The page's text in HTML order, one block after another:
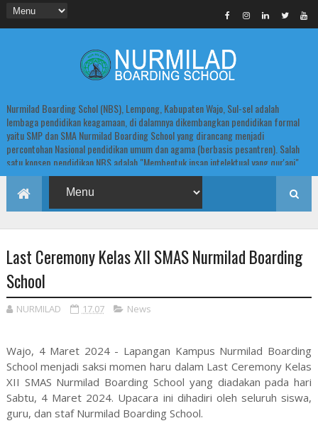
Nurmilad Boarding Schol (NBS), Lempong, Kabupaten Wajo, Sul-sel adalah
lembaga pendidikan keagamaan, di dalamnya dikembangkan pendidikan formal
yaitu SMP dan SMA Nurmilad Boarding School yang dirancang menjadi
percontohan Nasional pendidikan umum dan agama (berbasis pesantren). Salah
satu konsep pendidikan NBS adalah "Membentuk insan intelektual yang qur'ani".
Last Ceremony Kelas XII SMAS Nurmilad Boarding
School
NURMILAD 17.07 News
Wajo, 4 Maret 2024 - Lapangan Kampus Nurmilad Boarding
School menjadi saksi momen haru dalam Last Ceremony Kelas
XII SMAS Nurmilad Boarding School yang diadakan pada hari
Sabtu, 4 Maret 2024. Upacara ini dihadiri oleh seluruh siswa,
guru, dan staf Nurmilad Boarding School.